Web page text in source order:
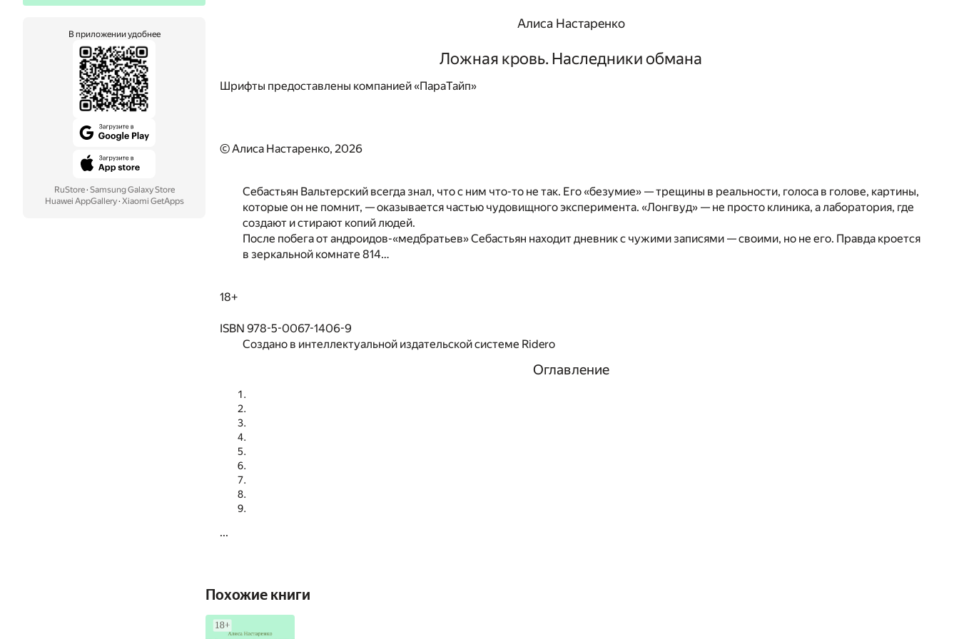
В приложении удобнее
RuStore· Samsung Galaxy Store
Huawei AppGallery· Xiaomi GetApps
Алиса Настаренко
Ложная кровь. Наследники обмана
Шрифты предоставлены компанией «ПараТайп»
© Алиса Настаренко, 2026
Себастьян Вальтерский всегда знал, что с ним что-то не так. Его «безумие» — трещины в реальности, голоса в голове, картины,
которые он не помнит, — оказывается частью чудовищного эксперимента. «Лонгвуд» — не просто клиника, а лаборатория, где
создают и стирают копий людей.
После побега от андроидов-«медбратьев» Себастьян находит дневник с чужими записями — своими, но не его. Правда кроется
в зеркальной комнате 814…
18+
ISBN 978-5-0067-1406-9
Создано в интеллектуальной издательской системе Ridero
Оглавление
...
Похожие книги